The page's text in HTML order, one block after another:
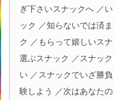
ぎ下さいスナックへ ／
ック ／知らないでは済
ク ／もらって嬉しいス
選ぶスナック ／スナッ
い ／スナックでいざ勝
験しよう ／次はあなた